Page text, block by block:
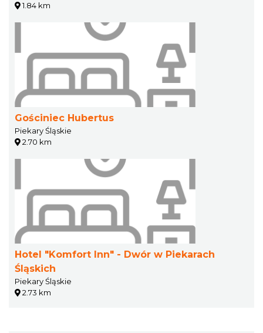
1.84 km
Gościniec Hubertus
Piekary Śląskie
2.70 km
Hotel "Komfort Inn" - Dwór w Piekarach
Śląskich
Piekary Śląskie
2.73 km